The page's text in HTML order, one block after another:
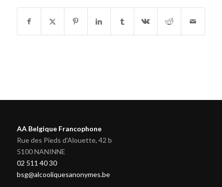
AA Belgique Francophone
Rue des Pieds d'Alouette, 42 b
5100 NANINNE
02 511 40 30
bsg@alcooliquesanonymes.be